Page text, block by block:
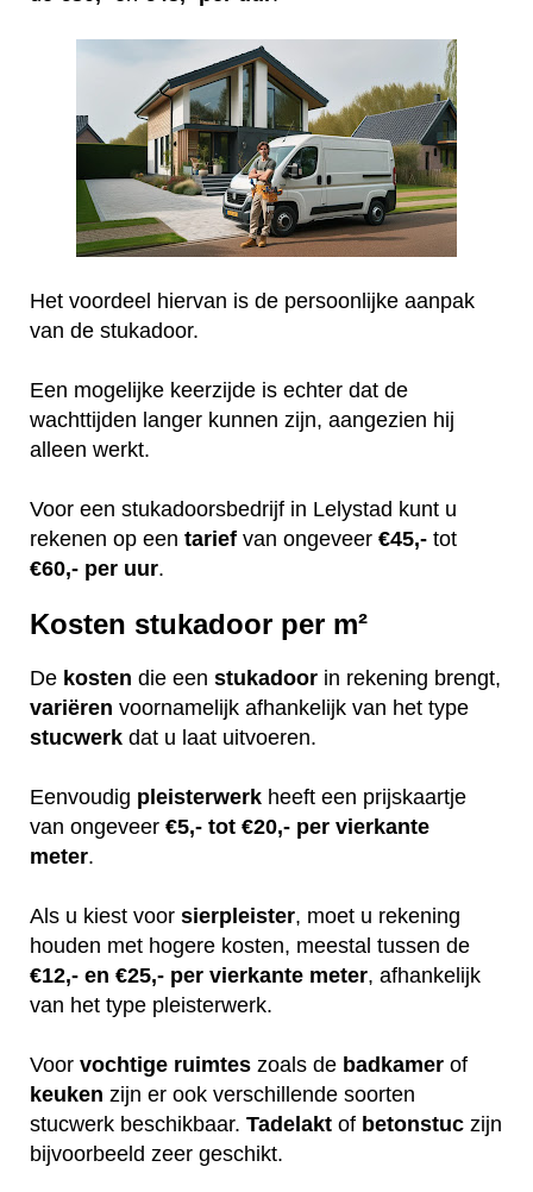
Het voordeel hiervan is de persoonlijke aanpak
van de stukadoor.
Een mogelijke keerzijde is echter dat de
wachttijden langer kunnen zijn, aangezien hij
alleen werkt.
Voor een stukadoorsbedrijf in Lelystad kunt u
rekenen op een tarief van ongeveer €45,- tot
€60,- per uur.
Kosten stukadoor per m²
De kosten die een stukadoor in rekening brengt,
variëren voornamelijk afhankelijk van het type
stucwerk dat u laat uitvoeren.
Eenvoudig pleisterwerk heeft een prijskaartje
van ongeveer €5,- tot €20,- per vierkante
meter.
Als u kiest voor sierpleister, moet u rekening
houden met hogere kosten, meestal tussen de
€12,- en €25,- per vierkante meter, afhankelijk
van het type pleisterwerk.
Voor vochtige ruimtes zoals de badkamer of
keuken zijn er ook verschillende soorten
stucwerk beschikbaar. Tadelakt of betonstuc zijn
bijvoorbeeld zeer geschikt.